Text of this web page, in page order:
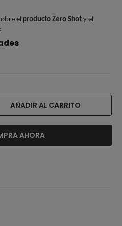
el producto Zero Shot y el
AÑADIR AL CARRITO
AHORA